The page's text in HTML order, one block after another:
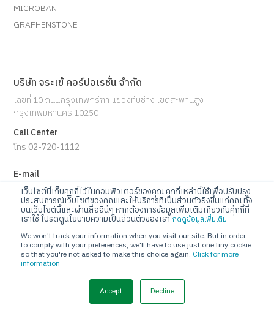
เว็บไซต์นี้เก็บคุกกี้ไว้ในคอมพิวเตอร์ของคุณ คุกกี้เหล่านี้ใช้เพื่อปรับปรุง
ประสบการณ์เว็บไซต์ของคุณและให้บริการที่เป็นส่วนตัวยิ่งขึ้นแก่คุณ ทั้ง
บนเว็บไซต์นี้และผ่านสื่ออื่นๆ หากต้องการข้อมูลเพิ่มเติมเกี่ยวกับคุกกี้ที่
เราใช้ โปรดดูนโยบายความเป็นส่วนตัวของเรากดดูข้อมูลเพิ่มเติม
We won't track your information when you visit our site. But in order
to comply with your preferences, we'll have to use just one tiny cookie
so that you're not asked to make this choice again. Click for more
information
Accept Decline
MICROBAN
GRAPHENSTONE
บริษัท จระเข้ คอร์ปอเรชั่น จำกัด
เลขที่ 10 ถนนกรุงเทพกรีฑา แขวงทับช้าง เขตสะพานสูง
กรุงเทพมหานคร 10250
Call Center
โทร 02-720-1112
E-mail
info@jorakay.co.th
Social
Rights Reserved. webdesign by 1001 click.